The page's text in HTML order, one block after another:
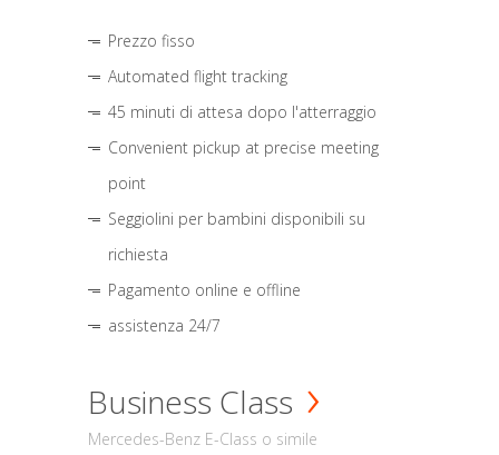
Prezzo fisso
Automated flight tracking
45 minuti di attesa dopo l'atterraggio
Convenient pickup at precise meeting
point
Seggiolini per bambini disponibili su
richiesta
Pagamento online e offline
assistenza 24/7
Business Class
Mercedes-Benz E-Class o simile